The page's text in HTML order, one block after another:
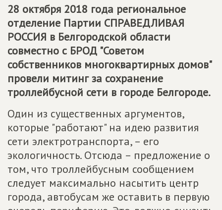
28 октября 2018 года региональное
отделение Партии СПРАВЕДЛИВАЯ
РОССИЯ в Белгородской области
совместно с БРОД "Советом
собственников многоквартирных домов"
провели митинг за сохранение
троллейбусной сети в городе Белгороде.
Один из существенных аргументов,
которые "работают" на идею развития
сети электротранспорта, – его
экологичность. Отсюда – предложение о
том, что троллейбусным сообщением
следует максимально насытить центр
города, автобусам же оставить в первую